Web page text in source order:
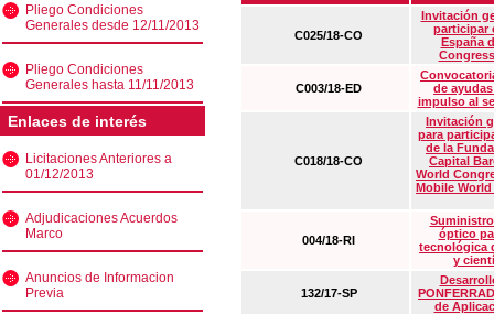
Pliego Condiciones
Generales desde 12/11/2013
Pliego Condiciones
Generales hasta 11/11/2013
Enlaces de interés
Licitaciones Anteriores a
01/12/2013
Adjudicaciones Acuerdos
Marco
Anuncios de Informacion
Previa
C025/18-CO
Invitación
participar
España
C003/18-ED
de
impulso al
C018/18-CO
Invitación
para
de la
Capital
World
Mobile
004/18-RI
óptico
tecnológica
y
132/17-SP
de